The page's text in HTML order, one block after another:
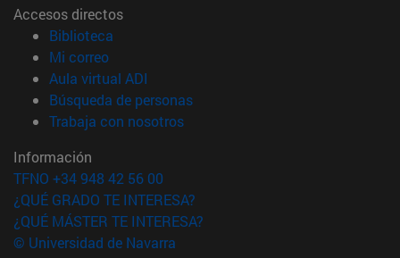
Accesos directos
Biblioteca
Mi correo(abre en nueva ventana)
Aula virtual ADI
Búsqueda de personas(abre en nueva ventana)
Trabaja con nosotros(abre en nueva ventana)
Información
TFNO +34 948 42 56 00
¿QUÉ GRADO TE INTERESA?
¿QUÉ MÁSTER TE INTERESA?
© Universidad de Navarra